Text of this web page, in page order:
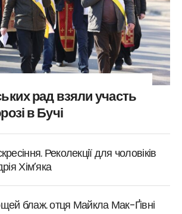
рад взяли участь
в Бучі
Реколекції для чоловіків
Хім’яка
блаж. отця Майкла Мак-Ґівні